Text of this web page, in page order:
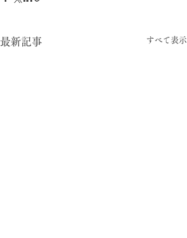
最新記事 すべて表示